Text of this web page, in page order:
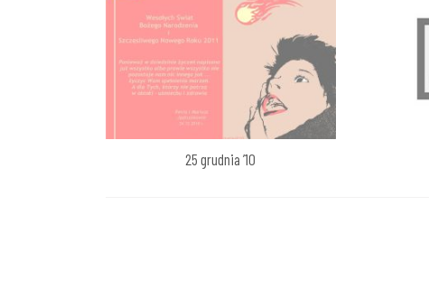
25 grudnia ’10